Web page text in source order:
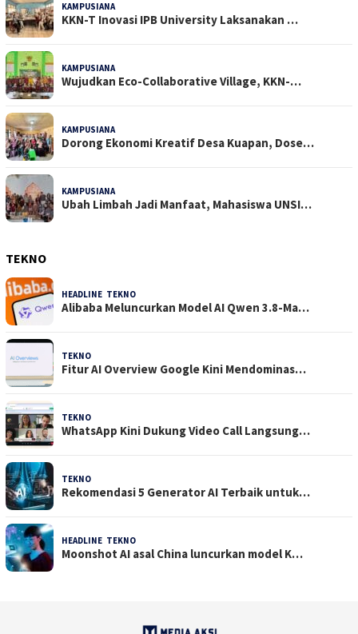
KAMPUSIANA
KKN-T Inovasi IPB University Laksanakan …
KAMPUSIANA
Wujudkan Eco-Collaborative Village, KKN-…
KAMPUSIANA
Dorong Ekonomi Kreatif Desa Kuapan, Dose…
KAMPUSIANA
Ubah Limbah Jadi Manfaat, Mahasiswa UNSI…
TEKNO
HEADLINE TEKNO
Alibaba Meluncurkan Model AI Qwen 3.8-Ma…
TEKNO
Fitur AI Overview Google Kini Mendominas…
TEKNO
WhatsApp Kini Dukung Video Call Langsung…
TEKNO
Rekomendasi 5 Generator AI Terbaik untuk…
HEADLINE TEKNO
Moonshot AI asal China luncurkan model K…